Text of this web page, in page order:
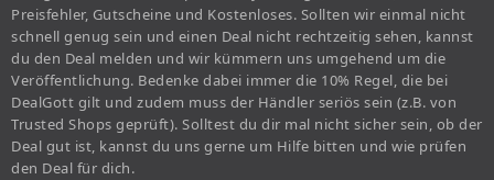
Preisfehler, Gutscheine und Kostenloses. Sollten wir einmal nicht
schnell genug sein und einen Deal nicht rechtzeitig sehen, kannst
du den Deal melden und wir kümmern uns umgehend um die
Veröffentlichung. Bedenke dabei immer die 10% Regel, die bei
DealGott gilt und zudem muss der Händler seriös sein (z.B. von
Trusted Shops geprüft). Solltest du dir mal nicht sicher sein, ob der
Deal gut ist, kannst du uns gerne um Hilfe bitten und wie prüfen
den Deal für dich.